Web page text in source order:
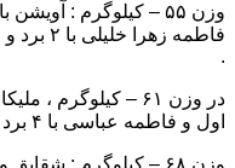
.
اول و فاطمه عباسی با ۴ برد و ۲ باخت نفر دوم معرفی شدند .